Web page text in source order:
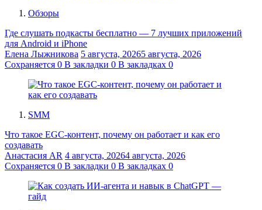
Обзоры
Где слушать подкасты бесплатно — 7 лучших приложений
для Android и iPhone
Елена Лыжникова 5 августа, 20265 августа, 2026
Сохраняется 0 В закладки 0 В закладках 0
SMM
Что такое EGC-контент, почему он работает и как его
создавать
Анастасия AR 4 августа, 20264 августа, 2026
Сохраняется 0 В закладки 0 В закладках 0